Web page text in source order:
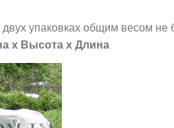
упаковках общим весом не
х Высота х Длина